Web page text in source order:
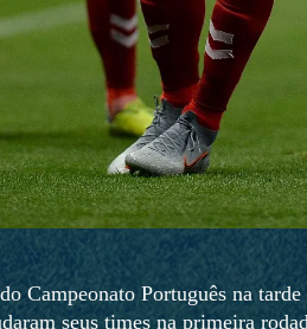
Campeonato Português na
seus times na primeira